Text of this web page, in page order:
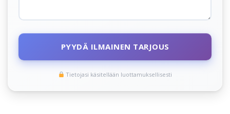
PYYDÄ ILMAINEN TARJOUS
Tietojasi käsitellään luottamuksellisesti